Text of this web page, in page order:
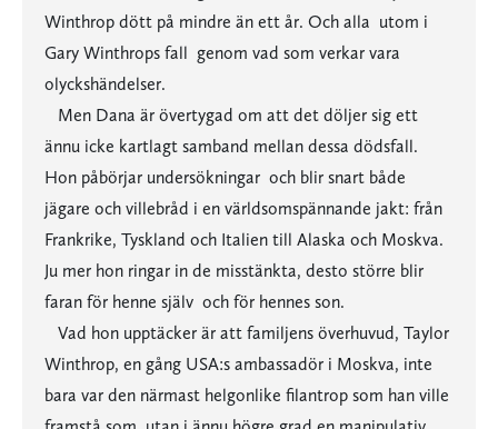
Winthrop dött på mindre än ett år. Och alla  utom i
Gary Winthrops fall  genom vad som verkar vara
olyckshändelser.
Men Dana är övertygad om att det döljer sig ett
ännu icke kartlagt samband mellan dessa dödsfall.
Hon påbörjar undersökningar  och blir snart både
jägare och villebråd i en världsomspännande jakt: från
Frankrike, Tyskland och Italien till Alaska och Moskva.
Ju mer hon ringar in de misstänkta, desto större blir
faran för henne själv  och för hennes son.
Vad hon upptäcker är att familjens överhuvud, Taylor
Winthrop, en gång USA:s ambassadör i Moskva, inte
bara var den närmast helgonlike filantrop som han ville